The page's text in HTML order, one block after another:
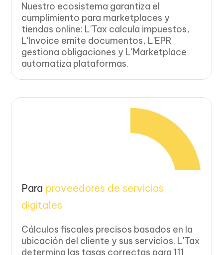
Nuestro ecosistema garantiza el
cumplimiento para marketplaces y
tiendas online: L'Tax calcula impuestos,
L'Invoice emite documentos, L'EPR
gestiona obligaciones y L'Marketplace
automatiza plataformas.
Para proveedores de servicios
digitales
Cálculos fiscales precisos basados en la
ubicación del cliente y sus servicios. L'Tax
determina las tasas correctas para 111